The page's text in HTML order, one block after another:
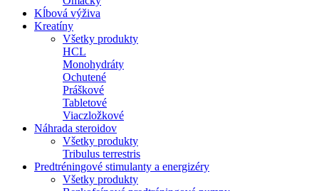
Kĺbová výživa
Kreatíny
Všetky produkty
HCL
Monohydráty
Ochutené
Práškové
Tabletové
Viaczložkové
Náhrada steroidov
Všetky produkty
Tribulus terrestris
Predtréningové stimulanty a energizéry
Všetky produkty